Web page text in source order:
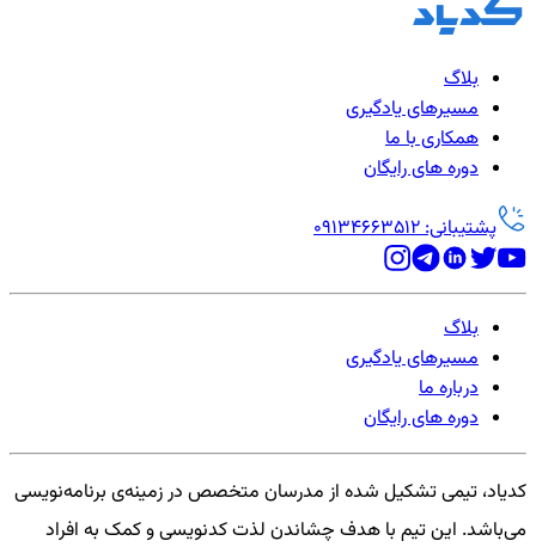
بلاگ
مسیرهای یادگیری
همکاری با ما
دوره های رایگان
پشتیبانی: 09134663512
بلاگ
مسیرهای یادگیری
درباره ما
دوره های رایگان
کدیاد، تیمی تشکیل شده از مدرسان متخصص در زمینه‌ی برنامه‌نویسی
می‌باشد. این تیم با هدف چشاندن لذت کدنویسی و کمک به افراد